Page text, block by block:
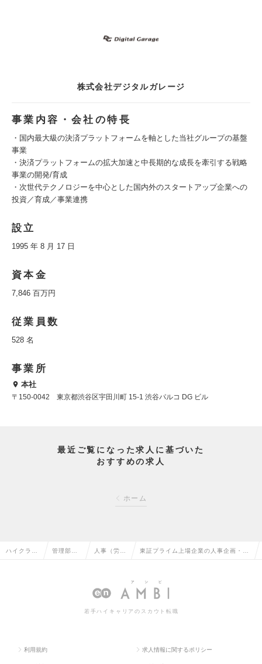
株式会社デジタルガレージ
事業内容・会社の特長
・国内最大級の決済プラットフォームを軸とした当社グループの基盤
事業
・決済プラットフォームの拡大加速と中長期的な成長を牽引する戦略
事業の開発/育成
・次世代テクノロジーを中心とした国内外のスタートアップ企業への
投資／育成／事業連携
設立
1995 年 8 月 17 日
資本金
7,846 百万円
従業員数
528 名
事業所
本社
〒150-0042 東京都渋谷区宇田川町 15-1 渋谷パルコ DG ビル
最近ご覧になった求人に基づいた
おすすめの求人
ホーム
ハイクラス 管理部門 人事（労 東証プライム上場企業の人事企画・労
若手ハイキャリアのスカウト転職
利用規約 求人情報に関するポリシー